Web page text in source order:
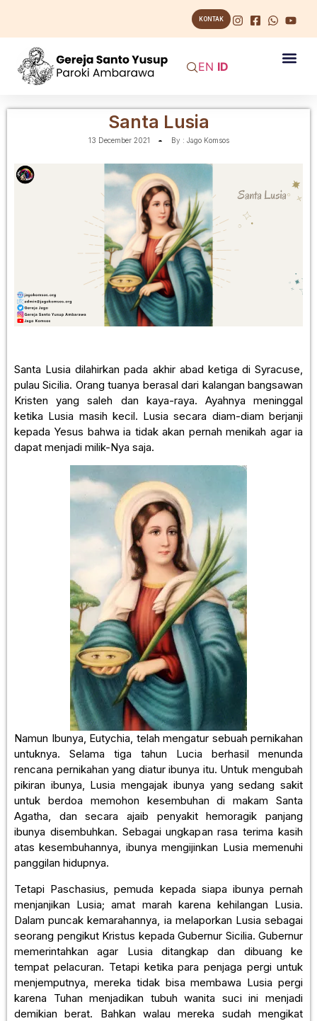
KONTAK
EN ID
Santa Lusia
13 December 2021 By : Jago Komsos
Santa Lusia dilahirkan pada akhir abad ketiga di Syracuse,
pulau Sicilia. Orang tuanya berasal dari kalangan bangsawan
Kristen yang saleh dan kaya-raya. Ayahnya meninggal
ketika Lusia masih kecil. Lusia secara diam-diam berjanji
kepada Yesus bahwa ia tidak akan pernah menikah agar ia
dapat menjadi milik-Nya saja.
Namun Ibunya, Eutychia, telah mengatur sebuah pernikahan
untuknya. Selama tiga tahun Lucia berhasil menunda
rencana pernikahan yang diatur ibunya itu. Untuk mengubah
pikiran ibunya, Lusia mengajak ibunya yang sedang sakit
untuk berdoa memohon kesembuhan di makam Santa
Agatha, dan secara ajaib penyakit hemoragik panjang
ibunya disembuhkan. Sebagai ungkapan rasa terima kasih
atas kesembuhannya, ibunya mengijinkan Lusia memenuhi
panggilan hidupnya.
Tetapi Paschasius, pemuda kepada siapa ibunya pernah
menjanjikan Lusia; amat marah karena kehilangan Lusia.
Dalam puncak kemarahannya, ia melaporkan Lusia sebagai
seorang pengikut Kristus kepada Gubernur Sicilia. Gubernur
memerintahkan agar Lusia ditangkap dan dibuang ke
tempat pelacuran. Tetapi ketika para penjaga pergi untuk
menjemputnya, mereka tidak bisa membawa Lusia pergi
karena Tuhan menjadikan tubuh wanita suci ini menjadi
demikian berat. Bahkan walau mereka sudah mengikat